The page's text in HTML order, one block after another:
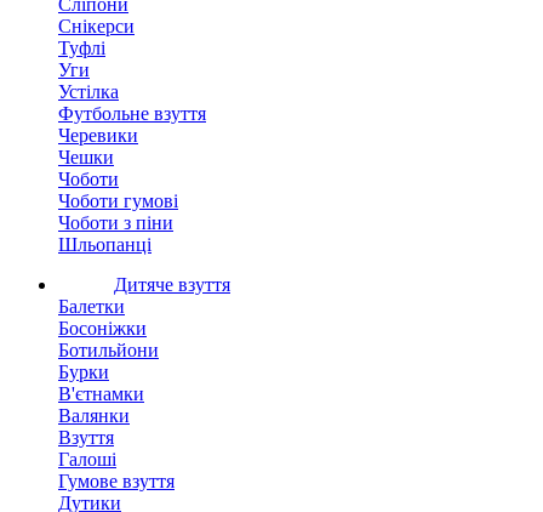
Сліпони
Снікерси
Туфлі
Уги
Устілка
Футбольне взуття
Черевики
Чешки
Чоботи
Чоботи гумові
Чоботи з піни
Шльопанці
Дитяче взуття
Балетки
Босоніжки
Ботильйони
Бурки
В'єтнамки
Валянки
Взуття
Галоші
Гумове взуття
Дутики